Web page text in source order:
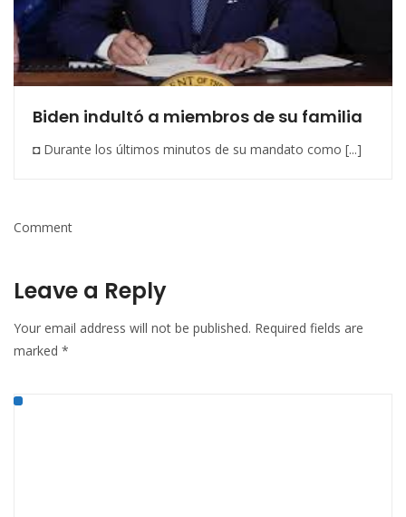
Biden indultó a miembros de su familia
◘ Durante los últimos minutos de su mandato como [...]
Comment
Leave a Reply
Your email address will not be published. Required fields are
marked *